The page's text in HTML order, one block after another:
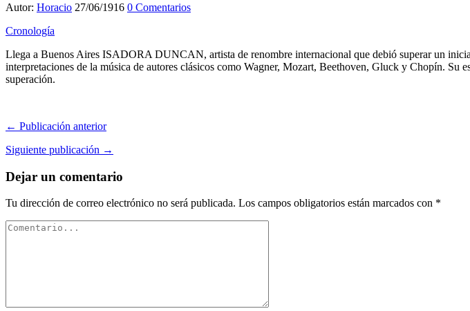
Autor: Horacio 27/06/1916 0 Comentarios
Cronología
Llega a Buenos Aires ISADORA DUNCAN, artista de renombre internacional que debió superar un
interpretaciones de la música de autores clásicos como Wagner, Mozart, Beethoven, Gluck y Chopín. Su
superación.
← Publicación anterior
Siguiente publicación →
Dejar un comentario
Tu dirección de correo electrónico no será publicada. Los campos obligatorios están marcados con *